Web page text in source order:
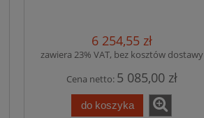
6 254,55 zł
zawiera 23% VAT, bez kosztów dostawy
Cena netto: 5 085,00 zł
do koszyka